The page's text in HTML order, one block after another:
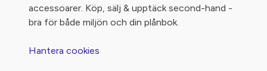
accessoarer. Köp, sälj & upptäck second-hand -
bra för både miljön och din plånbok.
Hantera cookies